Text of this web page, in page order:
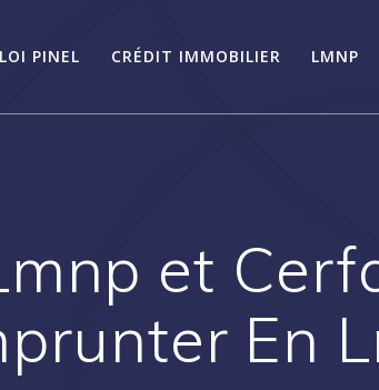
LOI PINEL CRÉDIT IMMOBILIER LMNP
et
En